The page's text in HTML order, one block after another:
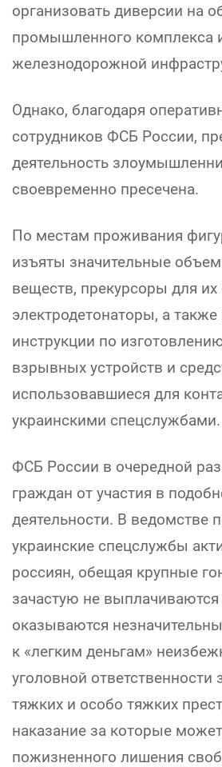
организовать диверсии на
промышленного комплекса
железнодорожной
Однако, благодаря
сотрудников ФСБ России,
деятельность
своевременно пресечена.
По местам проживания
изъяты значительные
веществ, прекурсоры для их
электродетонаторы, а
инструкции по
взрывных устройств и
использовавшиеся для
украинскими спецслужбами.
ФСБ России в очередной раз
граждан от участия в
деятельности. В ведомстве
украинские спецслужбы
россиян, обещая крупные
зачастую не выплачиваются
оказываются
к «легким деньгам»
уголовной ответственности
тяжких и особо тяжких
наказание за которые
пожизненного лишения